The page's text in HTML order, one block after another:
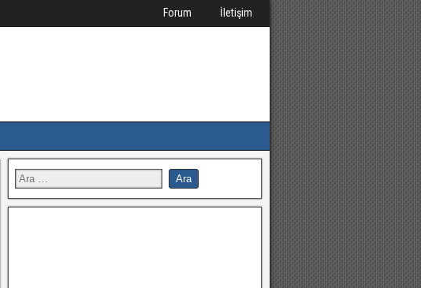
Forum İletişim